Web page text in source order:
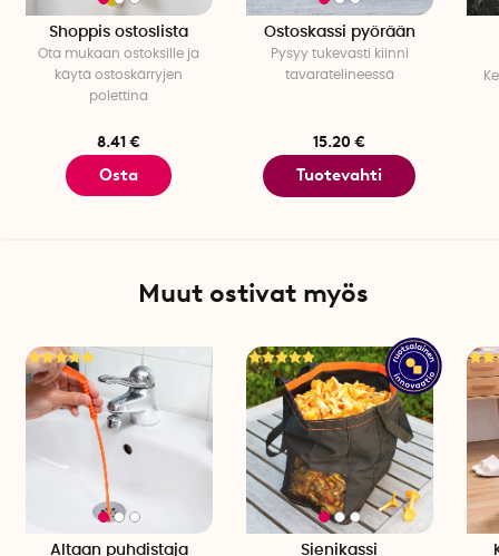
Shoppis ostoslista
Ota mukaan ostoksille ja
käytä ostoskärryjen
polettina
8.41 €
Osta
Ostoskassi pyörään
Pysyy tukevasti kiinni
tavaratelineessä
15.20 €
Tuotevahti
Muut ostivat myös
Altaan puhdistaja Sienikassi